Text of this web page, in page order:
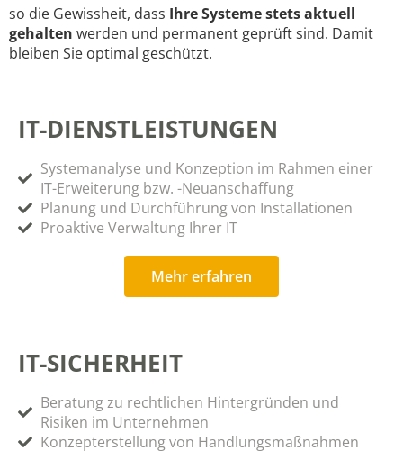
so die Gewissheit, dass Ihre Systeme stets aktuell
gehalten werden und permanent geprüft sind. Damit
bleiben Sie optimal geschützt.
IT-DIENSTLEISTUNGEN
Systemanalyse und Konzeption im Rahmen einer
IT-Erweiterung bzw. -Neuanschaffung
Planung und Durchführung von Installationen
Proaktive Verwaltung Ihrer IT
Mehr erfahren
IT-SICHERHEIT
Beratung zu rechtlichen Hintergründen und
Risiken im Unternehmen
Konzepterstellung von Handlungsmaßnahmen